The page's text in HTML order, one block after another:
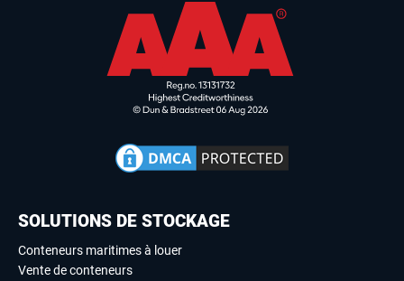
SOLUTIONS DE STOCKAGE
Conteneurs maritimes à louer
Vente de conteneurs